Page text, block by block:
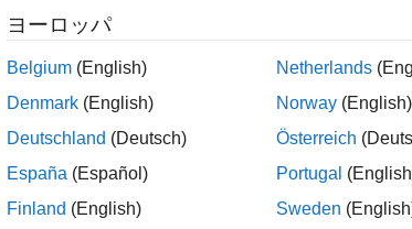
)は
の 2 つのカテゴリカル変数の間
性がないという帰無仮説のフィッシャーの正確
で棄却された場合、結果
、それ以外の場合
ヨーロッパ
Belgium (English)
Denmark (English)
Deutschland (Deutsch)
España (Español)
Finland (English)
Netherlands
Norway (English)
Österreich
Portugal
Sweden